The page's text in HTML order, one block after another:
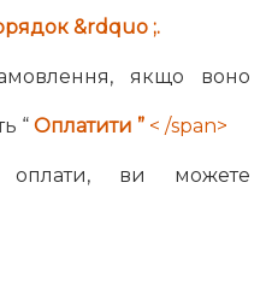
&rdquo ;.
якщо воно
“ Оплатити ” < /span>
оплати, ви можете